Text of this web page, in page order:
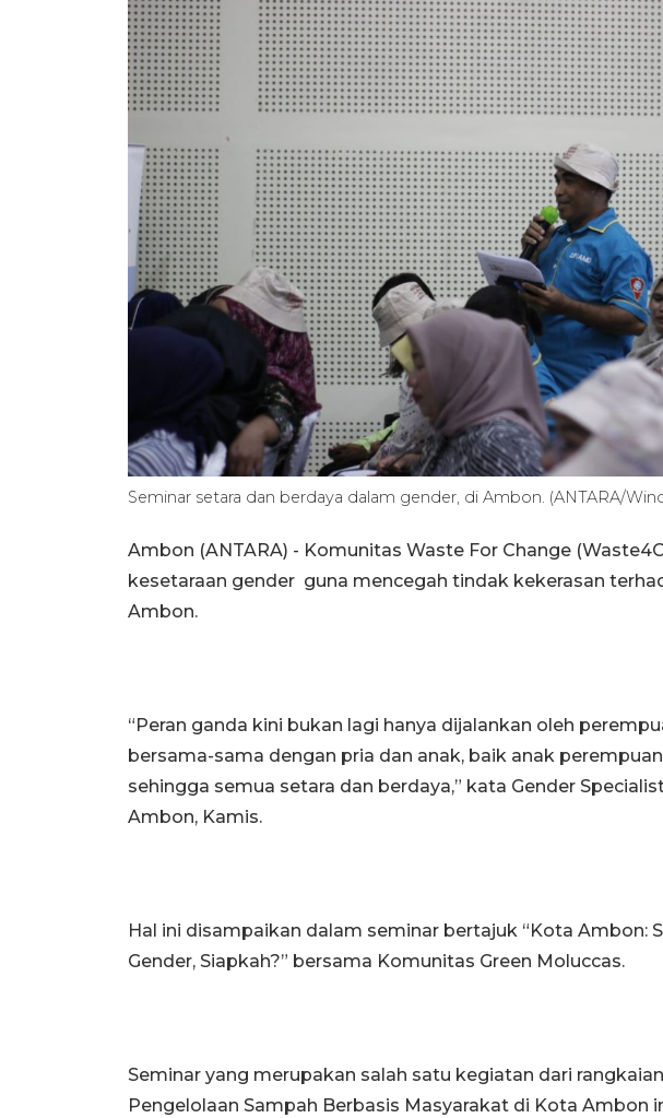
Seminar setara dan berdaya dalam gender, di Ambon. (ANTARA/
Ambon (ANTARA) - Komunitas Waste For Change
kesetaraan gender guna mencegah tindak kekerasan
Ambon.
“Peran ganda kini bukan lagi hanya dijalankan oleh
bersama-sama dengan pria dan anak, baik anak
sehingga semua setara dan berdaya,” kata Gender
Ambon, Kamis.
Hal ini disampaikan dalam seminar bertajuk “Kota Ambon:
Gender, Siapkah?” bersama Komunitas Green Moluccas.
Seminar yang merupakan salah satu kegiatan dari
Pengelolaan Sampah Berbasis Masyarakat di Kota Ambon